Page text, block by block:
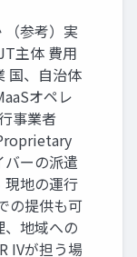
参考）実
主体 費用
国、自治体
オペレ
事業者
ーの派遣
地の運行
の提供も可
地域への
IVが担う場